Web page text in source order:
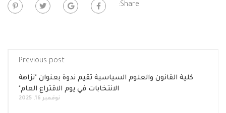
Previous post
القانون والعلوم السياسية تقيم ندوة بعنوان "نزاهة
الانتخابات في يوم الاقتراع العام"